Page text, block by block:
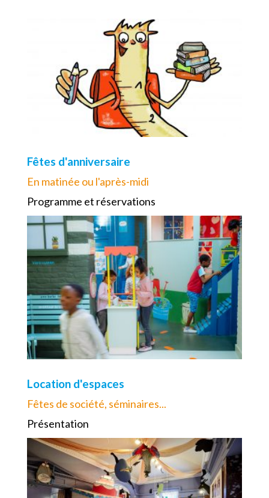
Fêtes d'anniversaire
En matinée ou l'après-midi
Programme et réservations
Location d'espaces
Fêtes de société, séminaires...
Présentation